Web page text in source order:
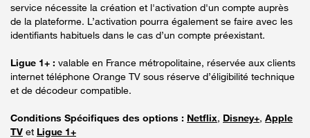
service nécessite la création et l'activation d'un compte auprès
de la plateforme. L’activation pourra également se faire avec les
identifiants habituels dans le cas d’un compte préexistant.
Ligue 1+ : valable en France métropolitaine, réservée aux clients
internet téléphone Orange TV sous réserve d’éligibilité technique
et de décodeur compatible.
Conditions Spécifiques des options : Netflix, Disney+, Apple
TV et Ligue 1+